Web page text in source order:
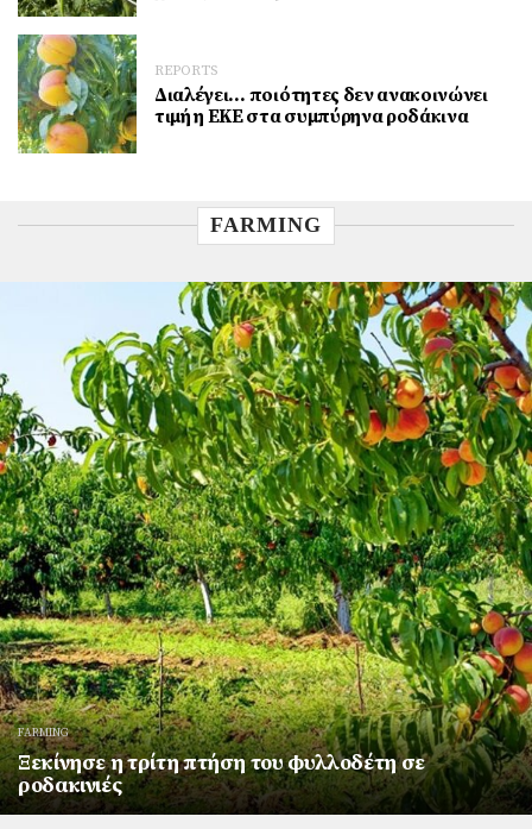
REPORTS
Διαλέγει… ποιότητες δεν ανακοινώνει
τιμή η ΕΚΕ στα συμπύρηνα ροδάκινα
FARMING
FARMING
Ξεκίνησε η τρίτη πτήση του φυλλοδέτη σε
ροδακινιές